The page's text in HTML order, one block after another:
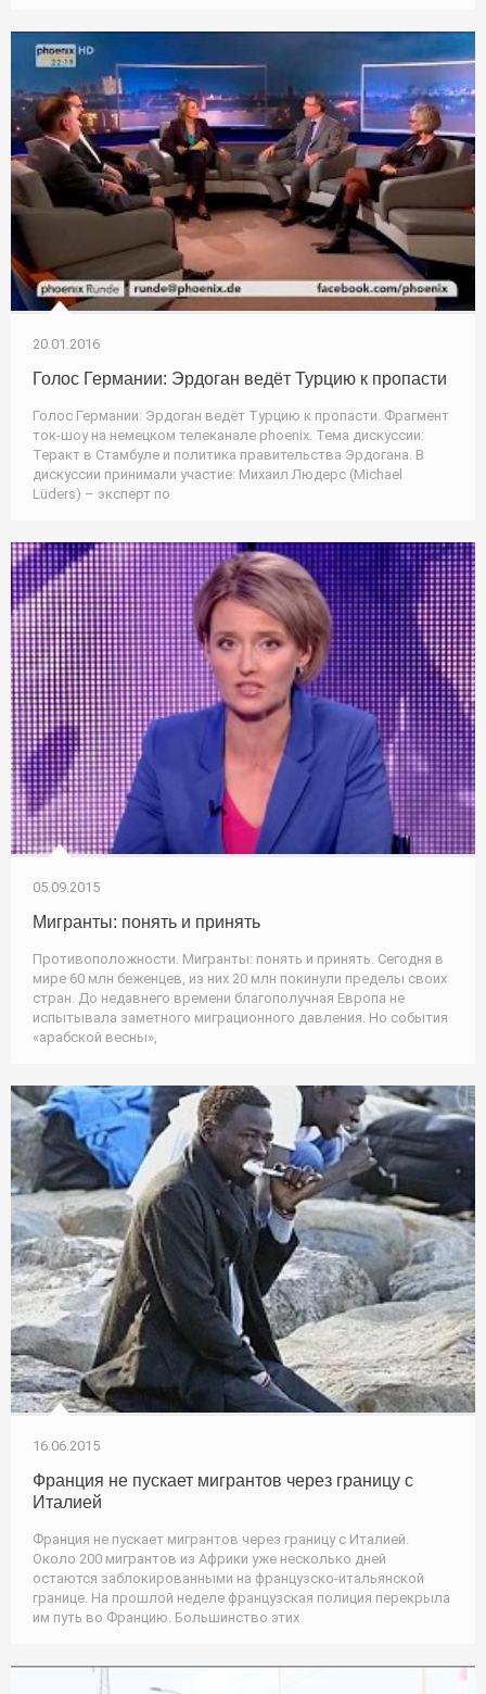
20.01.2016
Голос Германии: Эрдоган ведёт Турцию к пропасти
Голос Германии: Эрдоган ведёт Турцию к пропасти. Фрагмент
ток-шоу на немецком телеканале phoenix. Тема дискуссии:
Теракт в Стамбуле и политика правительства Эрдогана. В
дискуссии принимали участие: Михаил Людерс (Michael
Lüders) – эксперт по
05.09.2015
Мигранты: понять и принять
Противоположности. Мигранты: понять и принять. Сегодня в
мире 60 млн беженцев, из них 20 млн покинули пределы своих
стран. До недавнего времени благополучная Европа не
испытывала заметного миграционного давления. Но события
«арабской весны»,
16.06.2015
Франция не пускает мигрантов через границу с
Италией
Франция не пускает мигрантов через границу с Италией.
Около 200 мигрантов из Африки уже несколько дней
остаются заблокированными на французско-итальянской
границе. На прошлой неделе французская полиция перекрыла
им путь во Францию. Большинство этих